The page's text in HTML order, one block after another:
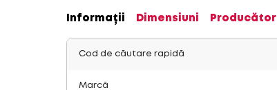
Informații Dimensiuni Producător
Cod de căutare rapidă
Marcă